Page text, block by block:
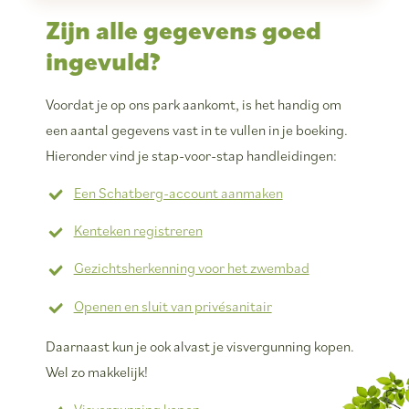
Zijn alle gegevens goed
ingevuld?
Voordat je op ons park aankomt, is het handig om
een aantal gegevens vast in te vullen in je boeking.
Hieronder vind je stap-voor-stap handleidingen:
Een Schatberg-account aanmaken
Kenteken registreren
Gezichtsherkenning voor het zwembad
Openen en sluit van privésanitair
Daarnaast kun je ook alvast je visvergunning kopen.
Wel zo makkelijk!